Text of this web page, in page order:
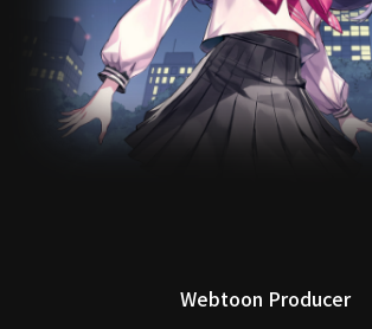
Webtoon Producer